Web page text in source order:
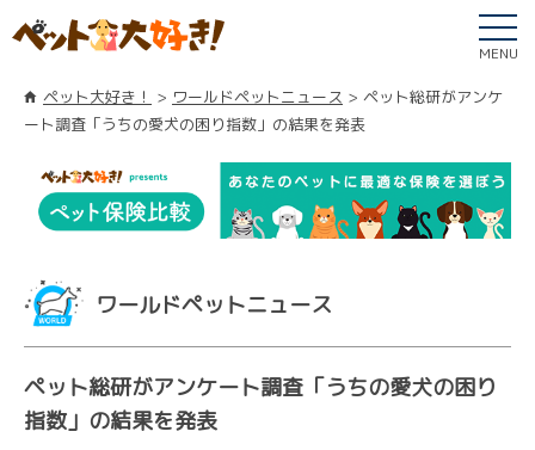
MENU
ペット大好き！ ワールドペットニュース
ペット総研がアンケ
ート調査「うちの愛犬の困り指数」の結果を発表
ワールドペットニュース
ペット総研がアンケート調査「うちの愛犬の困り
指数」の結果を発表